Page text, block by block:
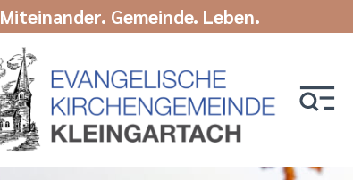
Miteinander. Gemeinde. Leben.